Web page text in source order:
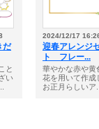
だ
と
い
2024/12/17
迎春アレンジ
ト フレー...
華やかな赤や黄
花を用いて作成
お正月らしいア